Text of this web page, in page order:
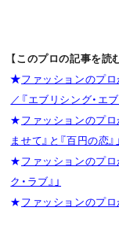
【このプロの記事を読
★ファッションのプロ
／『エブリシング・エ
★ファッションのプロ
ませて』と『百円の恋』」
★ファッションのプロ
ク・ラブ』」
★ファッションのプロ